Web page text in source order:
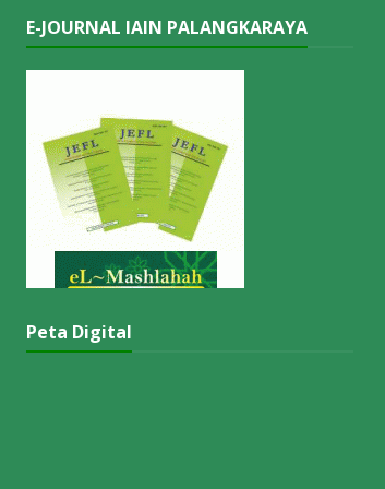
E-JOURNAL IAIN PALANGKARAYA
Peta Digital